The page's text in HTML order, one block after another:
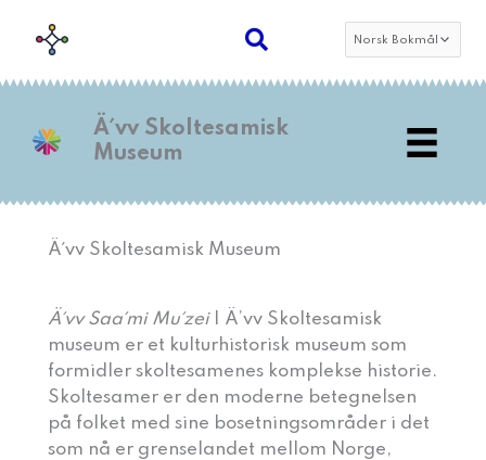
innholdet
språk
Ä´vv Skoltesamisk
Museum
Ä´vv Skoltesamisk Museum
Ä´vv Saa´mi Mu´zei| Ä’vv Skoltesamisk
museum er et kulturhistorisk museum som
formidler skoltesamenes komplekse historie.
Skoltesamer er den moderne betegnelsen
på folket med sine bosetningsområder i det
som nå er grenselandet mellom Norge,